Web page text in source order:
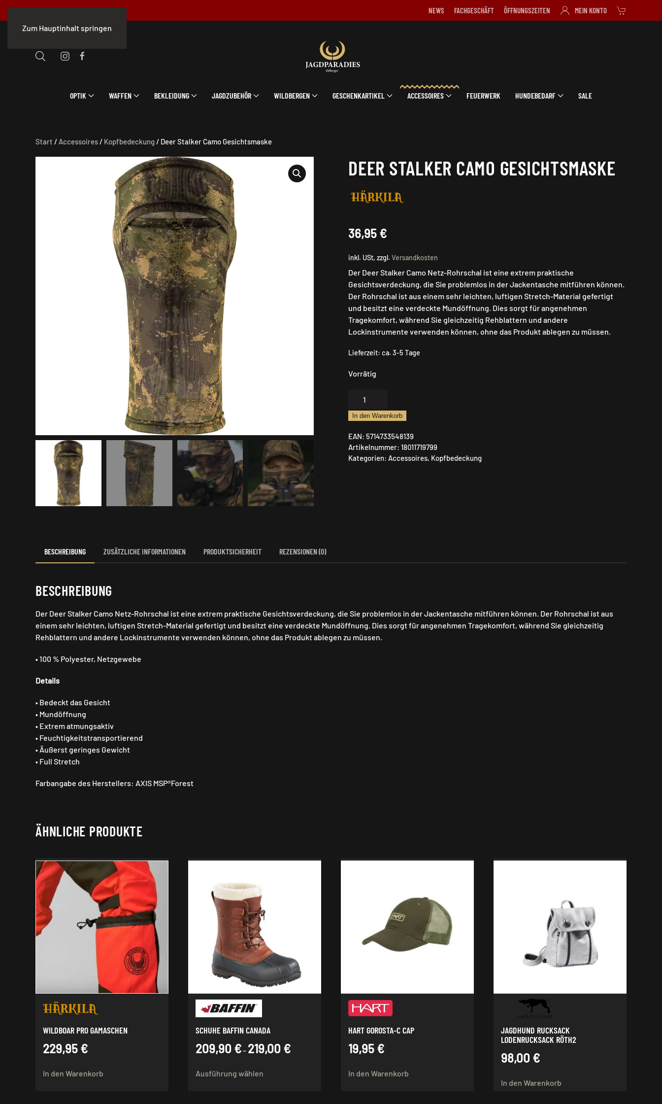
Zum Hauptinhalt springen
NEWS FACHGESCHÄFT ÖFFNUNGSZEITEN MEIN KONTO
OPTIK WAFFEN BEKLEIDUNG JAGDZUBEHÖR WILDBERGEN GESCHENKARTIKEL ACCESSOIRES FEUERWERK HUNDEBEDARF SALE
Start / Accessoires/ Kopfbedeckung/ Deer Stalker Camo Gesichtsmaske
DEER STALKER CAMO GESICHTSMASKE
36,95 €
inkl. USt, zzgl. Versandkosten
Der Deer Stalker Camo Netz-Rohrschal ist eine extrem praktische
Gesichtsverdeckung, die Sie problemlos in der Jackentasche mitführen können.
Der Rohrschal ist aus einem sehr leichten, luftigen Stretch-Material gefertigt
und besitzt eine verdeckte Mundöffnung. Dies sorgt für angenehmen
Tragekomfort, während Sie gleichzeitig Rehblattern und andere
Lockinstrumente verwenden können, ohne das Produkt ablegen zu müssen.
Lieferzeit: ca. 3-5 Tage
Vorrätig
Camo
Menge
In den Warenkorb
EAN: 5714733548139
Artikelnummer: 18011719799
Kategorien: Accessoires, Kopfbedeckung
BESCHREIBUNG ZUSÄTZLICHE INFORMATIONEN PRODUKTSICHERHEIT REZENSIONEN (0)
BESCHREIBUNG
Der Deer Stalker Camo Netz-Rohrschal ist eine extrem praktische Gesichtsverdeckung, die Sie problemlos in der Jackentasche mitführen können. Der Rohrschal ist aus
einem sehr leichten, luftigen Stretch-Material gefertigt und besitzt eine verdeckte Mundöffnung. Dies sorgt für angenehmen Tragekomfort, während Sie gleichzeitig
Rehblattern und andere Lockinstrumente verwenden können, ohne das Produkt ablegen zu müssen.
• 100 % Polyester, Netzgewebe
Details
• Bedeckt das Gesicht
• Mundöffnung
• Extrem atmungsaktiv
• Feuchtigkeitstransportierend
• Äußerst geringes Gewicht
• Full Stretch
Farbangabe des Herstellers: AXIS MSP®Forest
ÄHNLICHE PRODUKTE
WILDBOAR PRO GAMASCHEN
229,95 €
In den Warenkorb
SCHUHE BAFFIN CANADA
209,90 €– 219,00 €
Ausführung wählen
HART GOROSTA-C CAP
19,95 €
In den Warenkorb
JAGDHUND RUCKSACK
LODENRUCKSACK RÖTH2
98,00 €
In den Warenkorb